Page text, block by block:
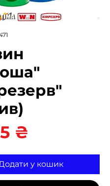
₴
у кошик